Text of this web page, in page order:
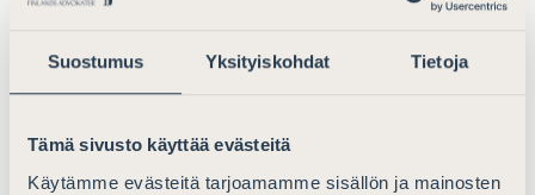
Suostumus Yksityiskohdat Tietoja
Tämä sivusto käyttää evästeitä
Käytämme evästeitä tarjoamamme sisällön ja mainosten
Upprättande av det här
tillgänglighetsutlåtandet
Det här tillgänglighetsutlåtandet har uppdaterats
25.8.2021. Utlåtandet grundar sig på den bedömning av